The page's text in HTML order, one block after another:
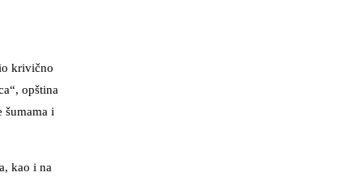
krivično
opština
šumama i
kao i na